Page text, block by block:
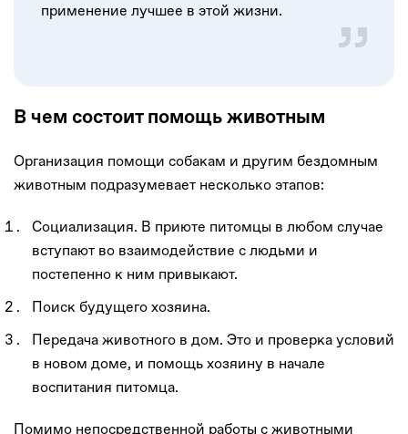
применение лучшее в этой жизни.
В чем состоит помощь животным
Организация помощи собакам и другим бездомным
животным подразумевает несколько этапов:
Социализация. В приюте питомцы в любом случае
вступают во взаимодействие с людьми и
постепенно к ним привыкают.
Поиск будущего хозяина.
Передача животного в дом. Это и проверка условий
в новом доме, и помощь хозяину в начале
воспитания питомца.
Помимо непосредственной работы с животными